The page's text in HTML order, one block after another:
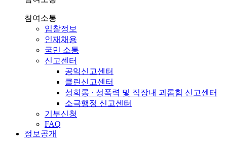
참여소통
입찰정보
인재채용
국민 소통
신고센터
공익신고센터
클린신고센터
성희롱 · 성폭력 및 직장내 괴롭힘 신고센터
소극행정 신고센터
기부신청
FAQ
정보공개